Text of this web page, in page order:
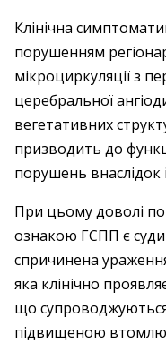
Клінічна
порушенням
мікроциркуляції з
церебральної
вегетативних
призводить до
порушень внаслідок
При цьому доволі
ознакою ГСПП є
спричинена
яка клінічно
що
підвищеною